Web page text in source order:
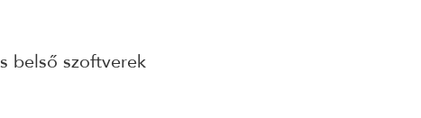
belső szoftverek